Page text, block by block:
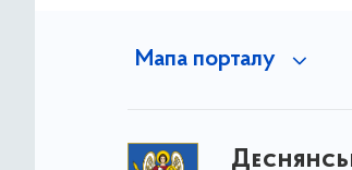
Мапа порталу